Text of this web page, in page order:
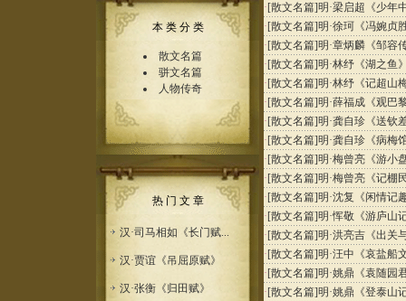
本 类 分 类
散文名篇
骈文名篇
人物传奇
热 门 文 章
汉·司马相如《长门赋...
汉·贾谊《吊屈原赋》
汉·张衡《归田赋》
·[散文名篇]明·梁启超《少年
·[散文名篇]明·徐珂《冯婉贞
·[散文名篇]明·章炳麟《邹容
·[散文名篇]明·林纾《湖之鱼
·[散文名篇]明·林纾《记超山
·[散文名篇]明·薛福成《观巴
·[散文名篇]明·龚自珍《送钦
·[散文名篇]明·龚自珍《病梅
·[散文名篇]明·梅曾亮《游小
·[散文名篇]明·梅曾亮《记棚
·[散文名篇]明·沈复《闲情记
·[散文名篇]明·恽敬《游庐山
·[散文名篇]明·洪亮吉《出关
·[散文名篇]明·汪中《哀盐船
·[散文名篇]明·姚鼎《袁随园
·[散文名篇]明·姚鼎《登泰山